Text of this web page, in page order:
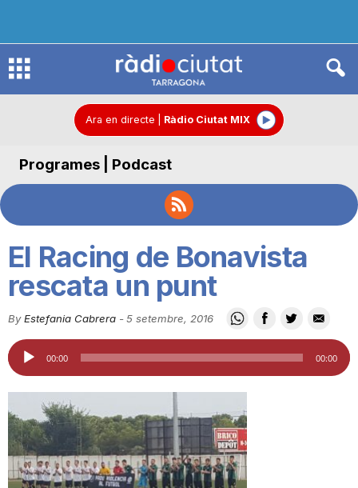
R
d
C
i
u
t
Ara en directe Ràdio Ciutat MIX
Programes | Podcast
El Racing de Bonavista
rescata un punt
By Estefania Cabrera -5 setembre, 2016
Reproductor
d'àudio
00:00 00:00